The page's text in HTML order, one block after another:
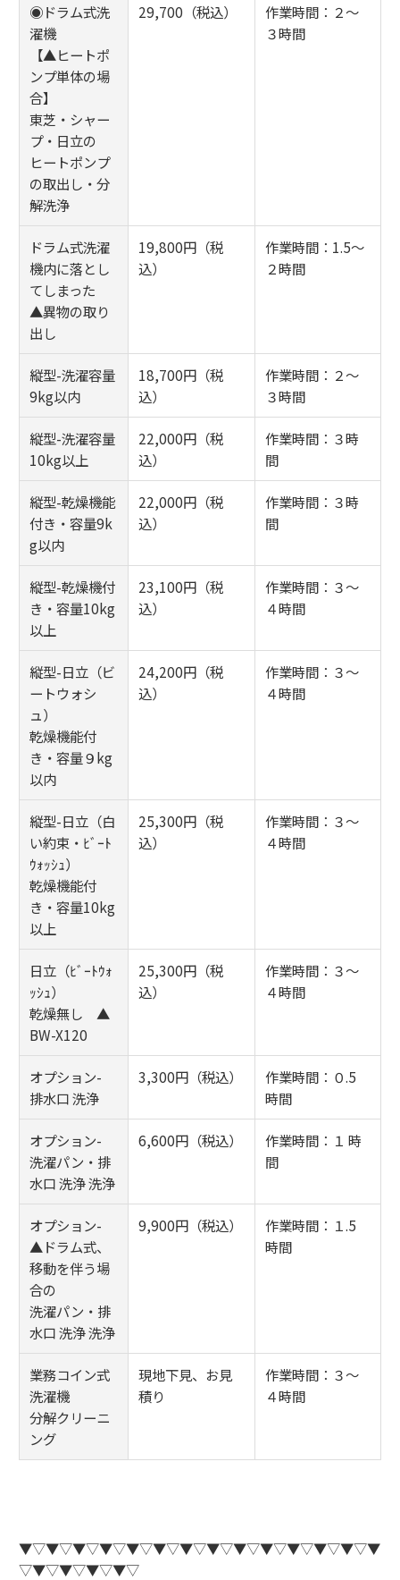
◉ドラム式洗
濯機
【▲ヒートポ
ンプ単体の場
合】
東芝・シャー
プ・日立の
ヒートポンプ
の取出し・分
解洗浄
29,700（税込）
作業時間：２～
３時間
ドラム式洗濯
機内に落とし
てしまった
▲異物の取り
出し
19,800円（税
込）
作業時間：1.5～
２時間
縦型-洗濯容量
9kg以内
18,700円（税
込）
作業時間：２～
３時間
縦型-洗濯容量
10kg以上
22,000円（税
込）
作業時間：３時
間
縦型-乾燥機能
付き・容量9k
g以内
22,000円（税
込）
作業時間：３時
間
縦型-乾燥機付
き・容量10kg
以上
23,100円（税
込）
作業時間：３～
４時間
縦型-日立（ビ
ートウォシ
ュ）
乾燥機能付
き・容量９kg
以内
24,200円（税
込）
作業時間：３～
４時間
縦型-日立（白
い約束・ﾋﾞｰﾄ
ｳｫｯｼｭ）
乾燥機能付
き・容量10kg
以上
25,300円（税
込）
作業時間：３～
４時間
日立（ﾋﾞｰﾄｳｫ
ｯｼｭ）
乾燥無し ▲
BW-X120
25,300円（税
込）
作業時間：３～
４時間
オプション-
排水口 洗浄
3,300円（税込）
作業時間：０.5
時間
オプション-
洗濯パン・排
水口 洗浄 洗浄
6,600円（税込）
作業時間：１ 時
間
オプション-
▲ドラム式、
移動を伴う場
合の
洗濯パン・排
水口 洗浄 洗浄
9,900円（税込）
作業時間：１.5
時間
業務コイン式
洗濯機
分解クリーニ
ング
現地下見、お見
積り
作業時間：３～
４時間
▼▽▼▽▼▽▼▽▼▽▼▽▼▽▼▽▼▽▼▽▼▽▼▽▼▽▼
▽▼▽▼▽▼▽▼▽